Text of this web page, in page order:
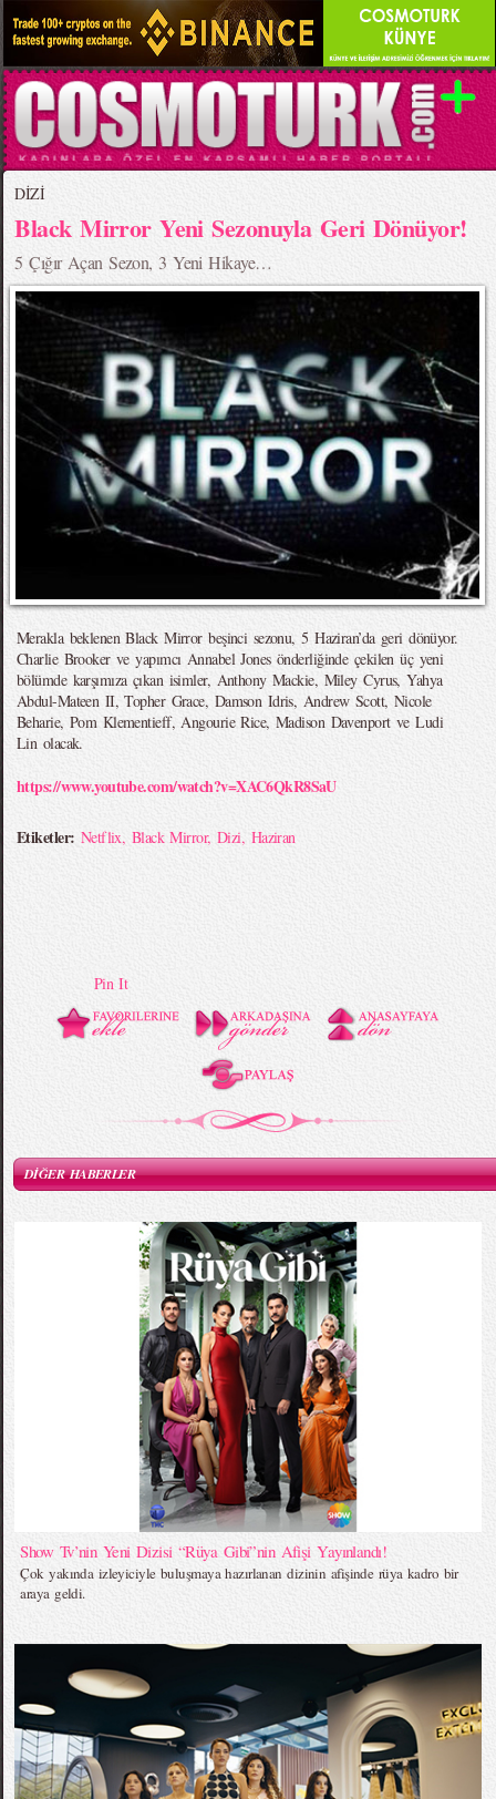
DİZİ
Black Mirror Yeni Sezonuyla Geri Dönüyor!
5 Çığır Açan Sezon, 3 Yeni Hikaye…
Merakla beklenen Black Mirror beşinci sezonu, 5 Haziran’da geri dönüyor.
Charlie Brooker ve yapımcı Annabel Jones önderliğinde çekilen üç yeni
bölümde karşımıza çıkan isimler, Anthony Mackie, Miley Cyrus, Yahya
Abdul-Mateen II, Topher Grace, Damson Idris, Andrew Scott, Nicole
Beharie, Pom Klementieff, Angourie Rice, Madison Davenport ve Ludi
Lin olacak.
https://www.youtube.com/watch?v=XAC6QkR8SaU
Etiketler: Netflix, Black Mirror, Dizi, Haziran
Pin It
DİĞER HABERLER
Show Tv’nin Yeni Dizisi “Rüya Gibi”nin Afişi Yayınlandı!
Çok yakında izleyiciyle buluşmaya hazırlanan dizinin afişinde rüya kadro bir
araya geldi.